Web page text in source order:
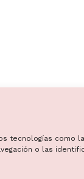
tecnologías
o las